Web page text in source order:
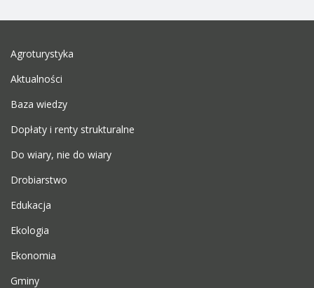
Agroturystyka
Aktualności
Baza wiedzy
Dopłaty i renty strukturalne
Do wiary, nie do wiary
Drobiarstwo
Edukacja
Ekologia
Ekonomia
Gminy